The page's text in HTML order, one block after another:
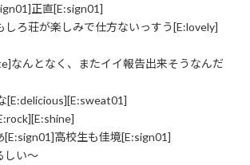
正直[E:sign01]
ろ荘が楽しみで仕方ないっすう[E:lovely]
なんとなく、またイイ報告出来そうなんだ
[E:delicious][E:sweat01]
[E:sign01]高校生も佳境[E:sign01]
しい～